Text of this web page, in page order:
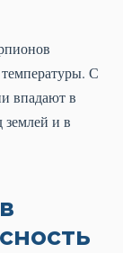
С
впадают в
землей и в